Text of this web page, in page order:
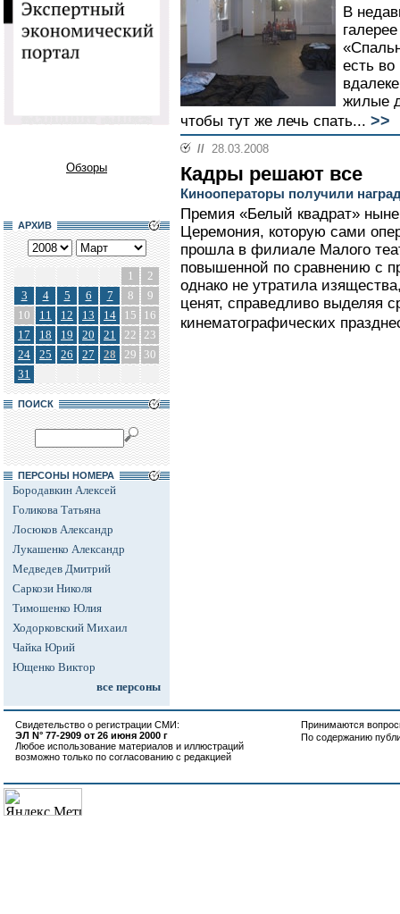
Обзоры
АРХИВ
1
2
3
4 5 6 7 8
9
10
11 12 13 14 15
16
17
18 19 20 21 22 23
24
25 26 27 28 29
30
31
ПОИСК
ПЕРСОНЫ НОМЕРА
Бородавкин Алексей
Голикова Татьяна
Лосюков Александр
Лукашенко Александр
Медведев Дмитрий
Саркози Николя
Тимошенко Юлия
Ходорковский Михаил
Чайка Юрий
Ющенко Виктор
все персоны
В
есть
жилые
чтобы тут же лечь спать... >>
// 28.03.2008
Кадры решают все
Кинооператоры получили
Премия «Белый квадрат»
Церемония, которую сами
прошла в филиале Малого
повышенной по сравнению с
однако не утратила
ценят, справедливо выделяя
кинематографических
Свидетельство о регистрации СМИ:
ЭЛ N° 77-2909 от 26 июня 2000 г
Любое использование материалов и иллюстраций
возможно только по согласованию с редакцией
Принимаются
По содержанию